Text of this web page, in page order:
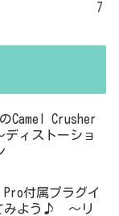
7
Camel Crusher
ィストーショ
付属プラグイ
みよう♪ ～リ